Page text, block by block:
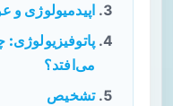
اپیدمیولوژی و
می‌افتد؟
تشخیص